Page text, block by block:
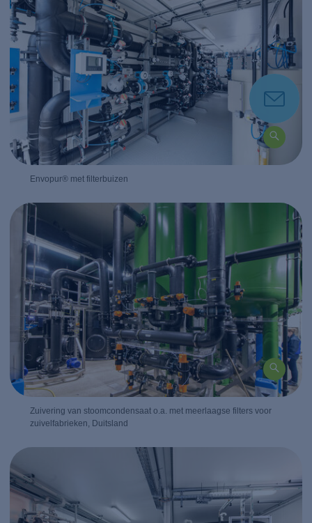
Envopur® met filterbuizen
Zuivering van stoomcondensaat o.a. met meerlaagse filters voor
zuivelfabrieken, Duitsland